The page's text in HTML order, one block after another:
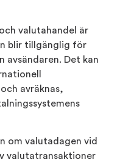
valutahandel är
blir tillgänglig för
avsändaren. Det kan
avräknas,
om valutadagen vid
valutatransaktioner